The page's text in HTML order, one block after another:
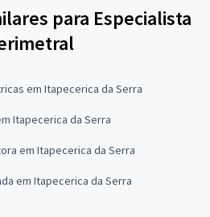
para Especialista
em Itapecerica da Serra
Itapecerica da Serra
em Itapecerica da Serra
em Itapecerica da Serra